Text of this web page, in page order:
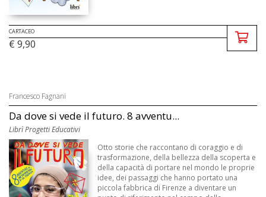
CARTACEO
€ 9,90
Francesco Fagnani
Da dove si vede il futuro. 8 avventu...
Librì Progetti Educativi
Otto storie che raccontano di coraggio e di
trasformazione, della bellezza della scoperta e
della capacità di portare nel mondo le proprie
idee, dei passaggi che hanno portato una
piccola fabbrica di Firenze a diventare un